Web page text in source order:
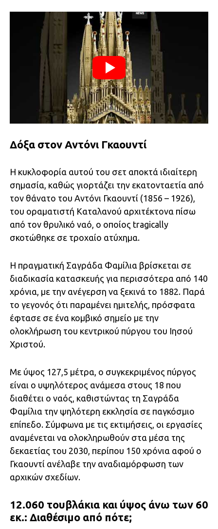
Δόξα στον Αντόνι Γκαουντί
Η κυκλοφορία αυτού του σετ αποκτά ιδιαίτερη
σημασία, καθώς γιορτάζει την εκατονταετία από
τον θάνατο του Αντόνι Γκαουντί (1856 – 1926),
του οραματιστή Καταλανού αρχιτέκτονα πίσω
από τον θρυλικό ναό, ο οποίος tragically
σκοτώθηκε σε τροχαίο ατύχημα.
Η πραγματική Σαγράδα Φαμίλια βρίσκεται σε
διαδικασία κατασκευής για περισσότερα από 140
χρόνια, με την ανέγερση να ξεκινά το 1882. Παρά
το γεγονός ότι παραμένει ημιτελής, πρόσφατα
έφτασε σε ένα κομβικό σημείο με την
ολοκλήρωση του κεντρικού πύργου του Ιησού
Χριστού.
Με ύψος 127,5 μέτρα, ο συγκεκριμένος πύργος
είναι ο υψηλότερος ανάμεσα στους 18 που
διαθέτει ο ναός, καθιστώντας τη Σαγράδα
Φαμίλια την ψηλότερη εκκλησία σε παγκόσμιο
επίπεδο. Σύμφωνα με τις εκτιμήσεις, οι εργασίες
αναμένεται να ολοκληρωθούν στα μέσα της
δεκαετίας του 2030, περίπου 150 χρόνια αφού ο
Γκαουντί ανέλαβε την αναδιαμόρφωση των
αρχικών σχεδίων.
12.060 τουβλάκια και ύψος άνω των 60
εκ.: Διαθέσιμο από πότε;